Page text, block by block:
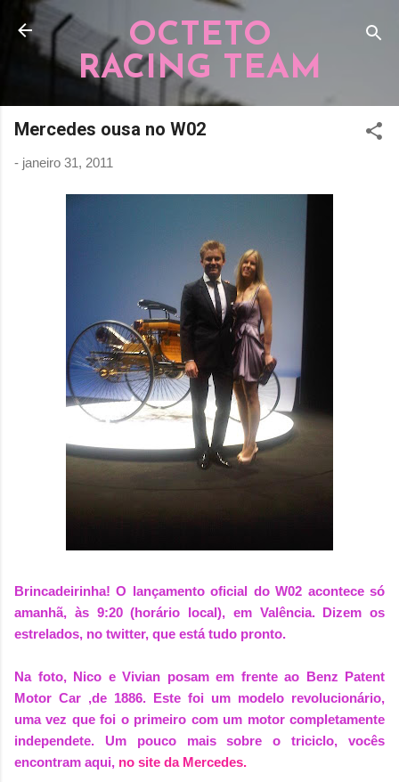
Pular para o conteúdo principal
OCTETO
RACING TEAM
Mercedes ousa no W02
- janeiro 31, 2011
Brincadeirinha! O lançamento oficial do W02 acontece só
amanhã, às 9:20 (horário local), em Valência. Dizem os
estrelados, no twitter, que está tudo pronto.
Na foto, Nico e Vivian posam em frente ao Benz Patent
Motor Car ,de 1886. Este foi um modelo revolucionário,
uma vez que foi o primeiro com um motor completamente
independete. Um pouco mais sobre o triciclo, vocês
encontram aqui, no site da Mercedes.